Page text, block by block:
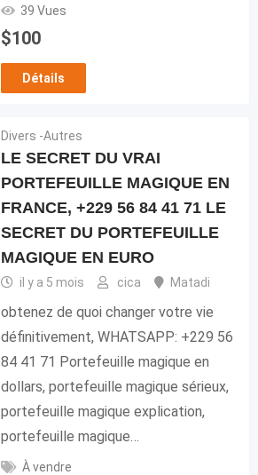
39 Vues
$100
Détails
Divers -Autres
LE SECRET DU VRAI
PORTEFEUILLE MAGIQUE EN
FRANCE, +229 56 84 41 71 LE
SECRET DU PORTEFEUILLE
MAGIQUE EN EURO
il y a 5 mois cica Matadi
obtenez de quoi changer votre vie
définitivement, WHATSAPP: +229 56
84 41 71 Portefeuille magique en
dollars, portefeuille magique sérieux,
portefeuille magique explication,
portefeuille magique…
À vendre